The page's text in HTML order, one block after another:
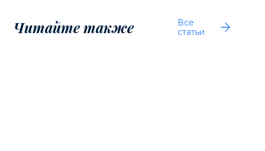
Читайте также
Все
статьи